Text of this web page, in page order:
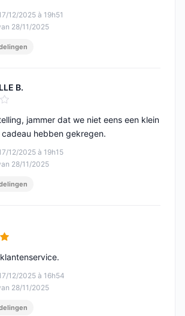
12/2025 à 19h51
28/11/2025
B.
3 van 5
12/2025 à 19h15
28/11/2025
jammer dat we niet eens een klein
hebben gekregen.
5 van 5
12/2025 à 16h54
28/11/2025